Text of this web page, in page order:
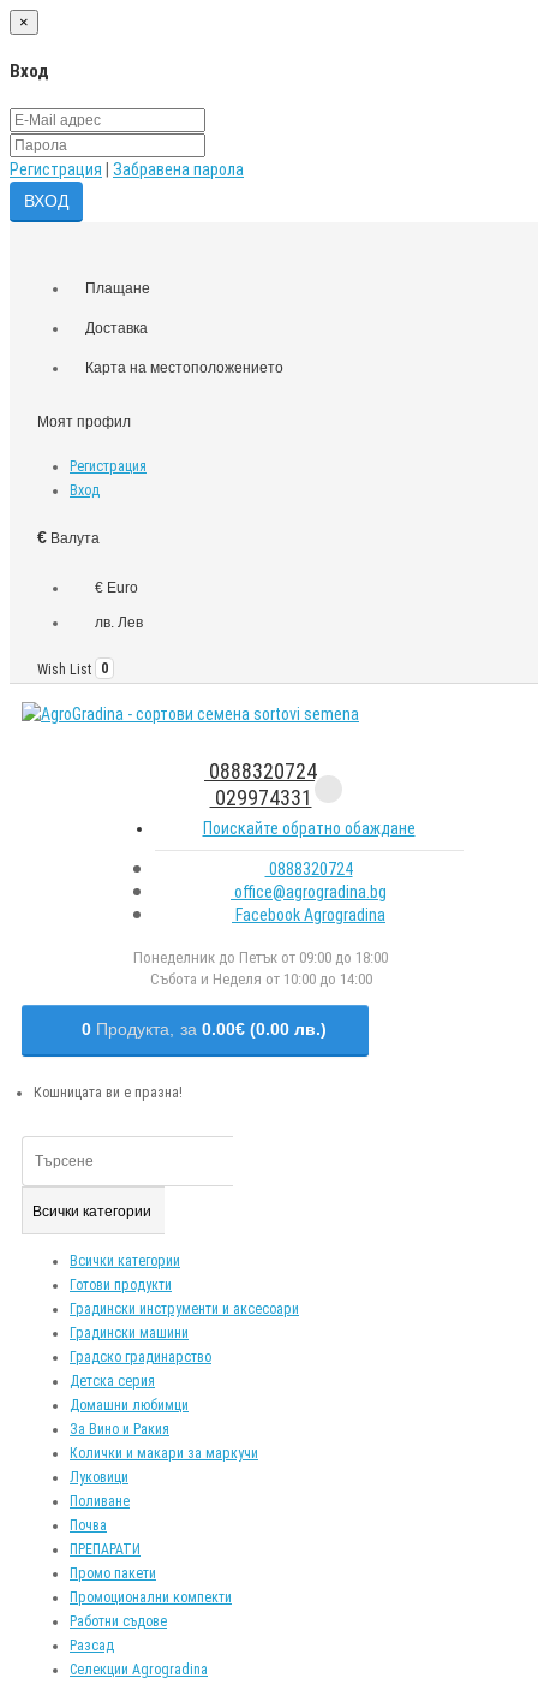
×
Вход
Регистрация Забравена парола
Плащане
Доставка
Карта на местоположението
Моят профил
Регистрация
Вход
€ Валута
€ Euro
лв. Лев
Wish List 0
0888320724
029974331
Поискайте обратно обаждане
0888320724
office@agrogradina.bg
Facebook Agrogradina
Понеделник до Петък от 09:00 до 18:00
Събота и Неделя от 10:00 до 14:00
0 Продукта, за 0.00€ (0.00 лв.)
Кошницата ви е празна!
Всички категории
Всички категории
Готови продукти
Градински инструменти и аксесоари
Градински машини
Градско градинарство
Детска серия
Домашни любимци
За Вино и Ракия
Колички и макари за маркучи
Луковици
Поливане
Почва
ПРЕПАРАТИ
Промо пакети
Промоционални компекти
Работни съдове
Разсад
Селекции Agrogradina